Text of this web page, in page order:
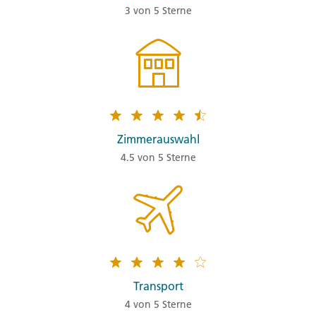
3 von 5 Sterne
Zimmerauswahl
4.5 von 5 Sterne
Transport
4 von 5 Sterne